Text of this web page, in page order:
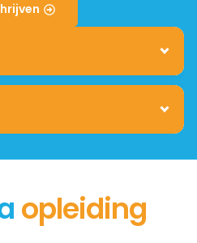
opleiding